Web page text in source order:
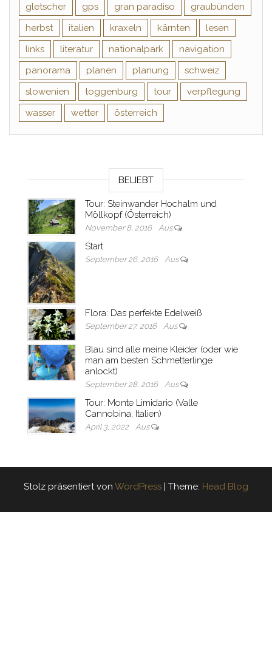
gletscher
gps gran paradiso
graubünden
herbst
italien kraxeln kärnten
lesen
links
literatur nationalpark
navigation
panorama
planen planung
schweiz
slowenien
toggenburg tour
verpflegung
wasser
wetter österreich
BELIEBT
Tour: Steinwander Hochalm und
Möllkopf (Österreich)
November 8, 2016 Aus
Start
September 26, 2016 Aus
Flora: Das perfekte Edelweiß
September 27, 2016 Aus
Blau sind alle meine Kleider (oder wie
man am besten Schmetterlinge
anlockt)
September 28, 2016 Aus
Tour: Monte Limidario (Valle
Cannobina, Italien)
April 3, 2022 Aus
Stolz präsentiert von WordPress | Theme: Head Blog